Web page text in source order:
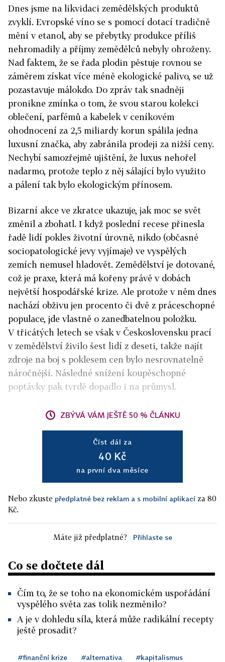
Dnes jsme na likvidaci zemědělských produktů
zvyklí. Evropské víno se s pomocí dotací tradičně
mění v etanol, aby se přebytky produkce příliš
nehromadily a příjmy zemědělců nebyly ohroženy.
Nad faktem, že se řada plodin pěstuje rovnou se
záměrem získat více méně ekologické palivo, se už
pozastavuje málokdo. Do zpráv tak snadněji
pronikne zmínka o tom, že svou starou kolekci
oblečení, parfémů a kabelek v ceníkovém
ohodnocení za 2,5 miliardy korun spálila jedna
luxusní značka, aby zabránila prodeji za nižší ceny.
Nechybí samozřejmě ujištění, že luxus nehořel
nadarmo, protože teplo z něj sálající bylo využito
a pálení tak bylo ekologickým přínosem.
Bizarní akce ve zkratce ukazuje, jak moc se svět
změnil a zbohatl. I když poslední recese přinesla
řadě lidí pokles životní úrovně, nikdo (občasné
sociopatologické jevy vyjímaje) ve vyspělých
zemích nemusel hladovět. Zemědělství je dotované,
což je praxe, která má kořeny právě v dobách
největší hospodářské krize. Ale protože v něm dnes
nachází obživu jen procento či dvě z práceschopné
populace, jde vlastně o zanedbatelnou položku.
V třicátých letech se však v Československu prací
v zemědělství živilo šest lidí z deseti, takže najít
zdroje na boj s poklesem cen bylo nesrovnatelně
náročnější. Následné snížení koupěschopné
poptávky pak tvrdě dopadlo i na průmysl.
ZBÝVÁ VÁM JEŠTĚ 50 % ČLÁNKU
Číst dál za
40 Kč
na první dva měsíce
Nebo zkuste předplatné bez reklam a s mobilní aplikací za 80
Kč.
Máte již předplatné? Přihlaste se
Co se dočtete dál
Čím to, že se toho na ekonomickém uspořádání
vyspělého světa zas tolik nezměnilo?
A je v dohledu síla, která může radikální recepty
ještě prosadit?
#finanční krize #alternativa #kapitalismus